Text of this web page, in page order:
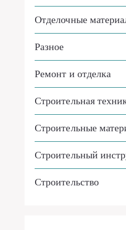
Отделочные
Разное
Ремонт и отделка
Строительная
Строительные
Строительный
Строительство